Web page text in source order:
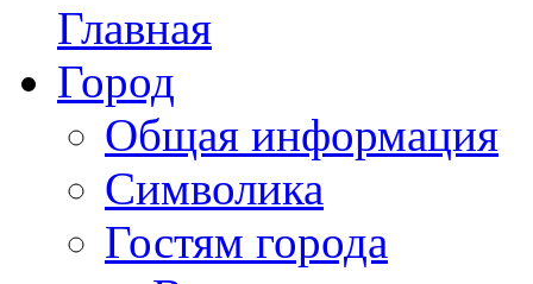
Главная
Город
Общая информация
Символика
Гостям города